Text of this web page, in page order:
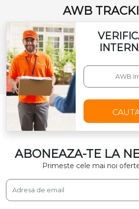
AWB
ABONEAZA-TE LA
Primeste cele mai noi